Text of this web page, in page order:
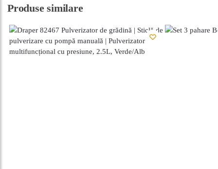
Produse similare